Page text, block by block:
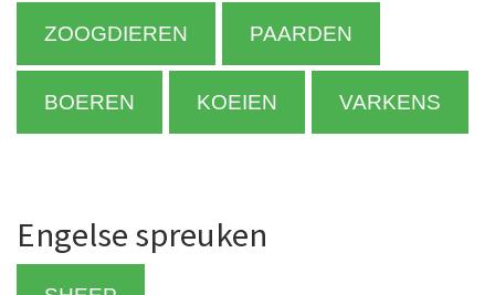
ZOOGDIEREN PAARDEN
BOEREN KOEIEN VARKENS
Engelse spreuken